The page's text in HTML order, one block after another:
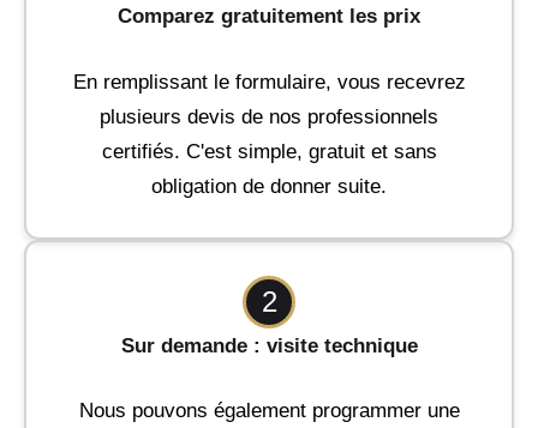
Comparez gratuitement les prix
En remplissant le formulaire, vous recevrez
plusieurs devis de nos professionnels
certifiés. C'est simple, gratuit et sans
obligation de donner suite.
2
Sur demande : visite technique
Nous pouvons également programmer une